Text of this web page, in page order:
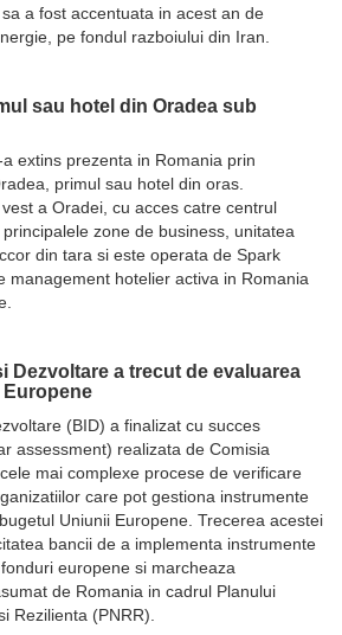
a fost accentuata in acest an de
pe fondul razboiului din Iran.
sau hotel din Oradea sub
extins prezenta in Romania prin
primul sau hotel din oras.
a Oradei, cu acces catre centrul
zone de business, unitatea
din tara si este operata de Spark
management hotelier activa in Romania
Dezvoltare a trecut de evaluarea
(BID) a finalizat cu succes
assessment) realizata de Comisia
mai complexe procese de verificare
care pot gestiona instrumente
Uniunii Europene. Trecerea acestei
bancii de a implementa instrumente
europene si marcheaza
de Romania in cadrul Planului
Rezilienta (PNRR).